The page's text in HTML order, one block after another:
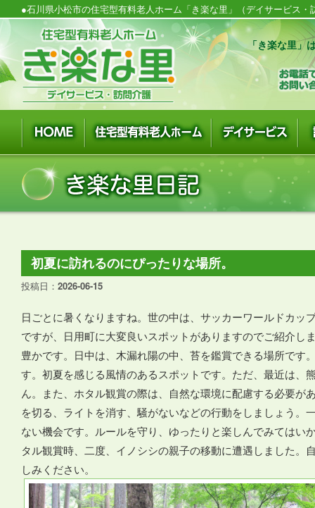
●石川県小松市の住宅型有料老人ホーム「き楽な里」（デイサービス
「き楽な里」
初夏に訪れるのにぴったりな場所。
投稿日： 2026-06-15
日ごとに暑くなりますね。世の中は、サッカーワールドカッ
ですが、日用町に大変良いスポットがありますのでご紹介し
豊かです。日中は、木漏れ陽の中、苔を鑑賞できる場所です
す。初夏を感じる風情のあるスポットです。ただ、最近は、
ん。また、ホタル観賞の際は、自然な環境に配慮する必要が
を切る、ライトを消す、騒がないなどの行動をしましょう。
ない機会です。ルールを守り、ゆったりと楽しんでみてはい
タル観賞時、二度、イノシシの親子の移動に遭遇しました。
しみください。